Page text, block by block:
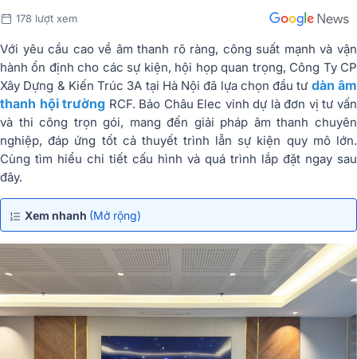
178 lượt xem
Với yêu cầu cao về âm thanh rõ ràng, công suất mạnh và vận
hành ổn định cho các sự kiện, hội họp quan trọng, Công Ty CP
Xây Dựng & Kiến Trúc 3A tại Hà Nội đã lựa chọn đầu tư dàn âm
thanh hội trường RCF. Bảo Châu Elec vinh dự là đơn vị tư vấn
và thi công trọn gói, mang đến giải pháp âm thanh chuyên
nghiệp, đáp ứng tốt cả thuyết trình lẫn sự kiện quy mô lớn.
Cùng tìm hiểu chi tiết cấu hình và quá trình lắp đặt ngay sau
đây.
Xem nhanh (Mở rộng)